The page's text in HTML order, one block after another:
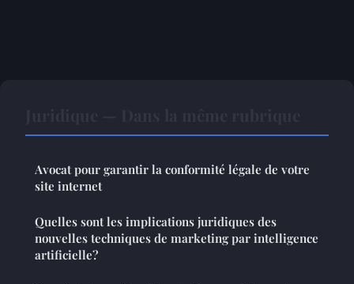
Avocat pour garantir la conformité légale de votre
site internet
Quelles sont les implications juridiques des
nouvelles techniques de marketing par intelligence
artificielle?